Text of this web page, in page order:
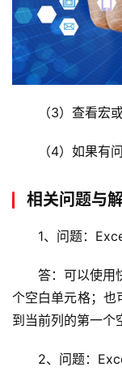
（3）查看宏
（4）如果有
相关问题与
1、问题：
答：可以使用
个空白单元格；
到当前列的第一个
2、问题：